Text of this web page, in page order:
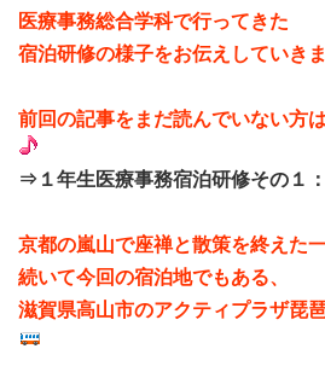
医療事務総合学科で行ってきた
宿泊研修の様子をお伝えしていき
前回の記事をまだ読んでいない方
⇒１年生医療事務宿泊研修その１
京都の嵐山で座禅と散策を終えた一
続いて今回の宿泊地でもある、
滋賀県高山市のアクティプラザ琵